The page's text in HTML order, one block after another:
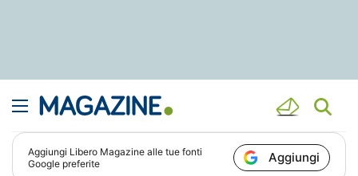
Aggiungi Libero Magazine alle tue fonti
Google preferite
Aggiungi